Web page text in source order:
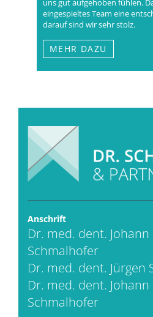
uns gut aufgehoben fühlen.
eingespieltes Team eine
darauf sind wir sehr stolz.
MEHR DAZU
Anschrift
Dr. med. dent. Johann
Schmalhofer
Dr. med. dent. Jürgen
Dr. med. dent.
Schmalhofer